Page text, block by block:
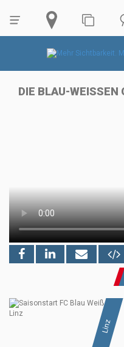
DIE BLAU-WEISSEN
Linz